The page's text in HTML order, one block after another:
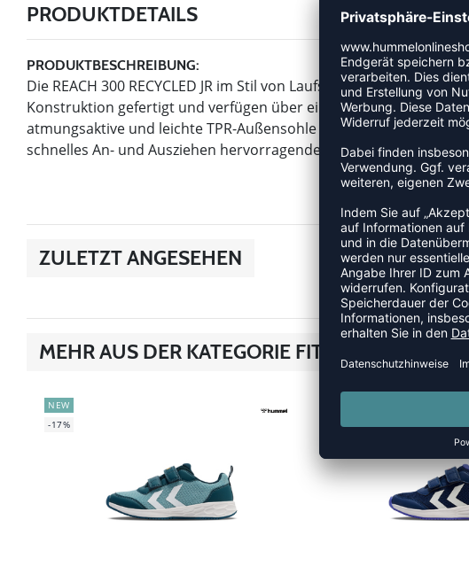
PRODUKTDETAILS
PRODUKTBESCHREIBUNG:
Die REACH 300 RECYCLED JR im Stil von Laufschuhen sind aus
Konstruktion gefertigt und verfügen über einen kürzbarem
atmungsaktive und leichte TPR-Außensohle und die EVA-
schnelles An- und Ausziehen hervorragenden Komfort und Halt
ZULETZT ANGESEHEN
MEHR AUS DER KATEGORIE FITNESSSCHUHE
NEW
-17%
-17%